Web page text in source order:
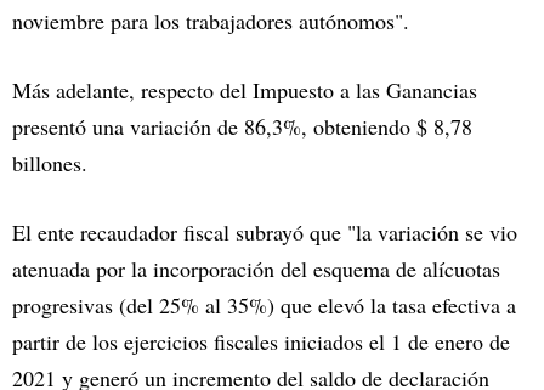
noviembre para los trabajadores autónomos".
Más adelante, respecto del Impuesto a las Ganancias
presentó una variación de 86,3%, obteniendo $ 8,78
billones.
El ente recaudador fiscal subrayó que "la variación se vio
atenuada por la incorporación del esquema de alícuotas
progresivas (del 25% al 35%) que elevó la tasa efectiva a
partir de los ejercicios fiscales iniciados el 1 de enero de
2021 y generó un incremento del saldo de declaración